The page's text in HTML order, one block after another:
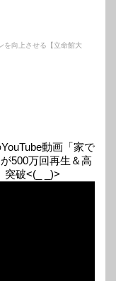
を向上させる【立命館大
動画「家で
500万回再生＆高
突破<(_ _)>